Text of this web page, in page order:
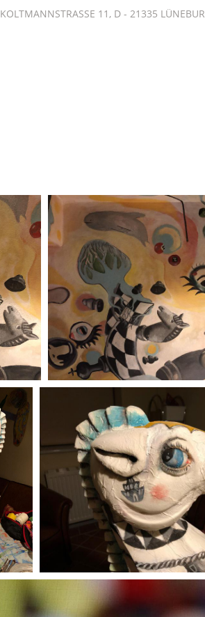
KOLTMANNSTRASSE 11, D - 21335 LÜNEBURG